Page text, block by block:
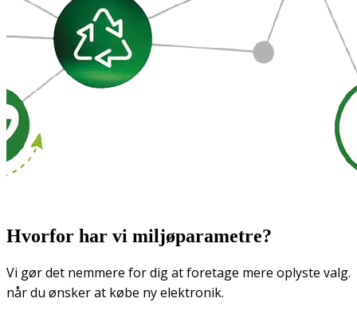
Hvorfor har vi miljøparametre?
Vi gør det nemmere for dig at foretage mere oplyste valg.
når du ønsker at købe ny elektronik.